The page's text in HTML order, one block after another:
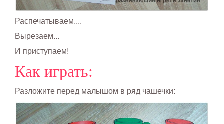
Распечатываем....
Вырезаем...
И приступаем!
Как играть:
Разложите перед малышом в ряд чашечки: